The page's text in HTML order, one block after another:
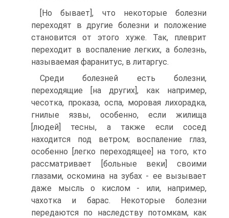
[Но бывает], что некоторые болезни
переходят в другие болезни и положение
становится от этого хуже. Так, плеврит
переходит в воспаление легких, а болезнь,
называемая фаранитус, в литаргус.
Среди болезней есть болезни,
переходящие [на других], как например,
чесотка, проказа, оспа, моровая лихорадка,
гнилые язвы, особенно, если жилища
[людей] тесны, а также если сосед
находится под ветром; воспаление глаз,
особенно [легко переходящее] на того, кто
рассматривает [больные веки] своими
глазами, оскомина на зубах - ее вызывает
даже мысль о кислом - или, например,
чахотка и барас. Некоторые болезни
передаются по наследству потомкам, как